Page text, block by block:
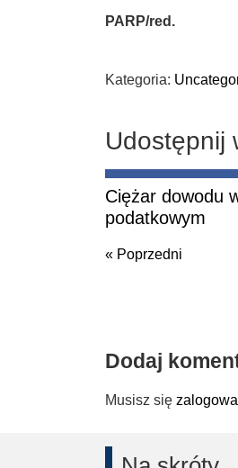
PARP/red.
Kategoria:
Udostępnij
Ciężar dowodu
podatkowym
« Poprzedni
Dodaj
Musisz się